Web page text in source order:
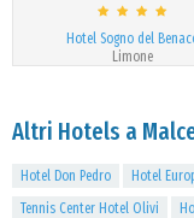
Hotel Sogno del
Limone
Altri Hotels a
Hotel Don Pedro Hotel
Tennis Center Hotel Olivi